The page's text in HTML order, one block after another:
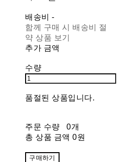
배송비-
함께 구매 시 배송비 절
약 상품 보기
추가 금액
수량
품절된 상품입니다.
주문 수량
0개
총 상품 금액 0원
구매하기